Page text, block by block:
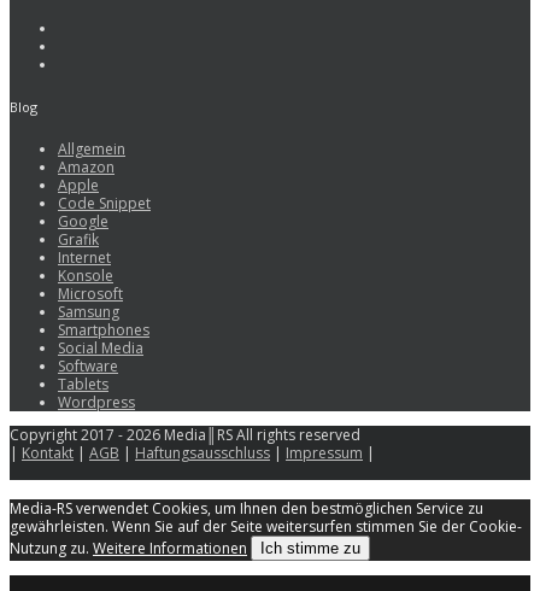
Blog
Allgemein
Amazon
Apple
Code Snippet
Google
Grafik
Internet
Konsole
Microsoft
Samsung
Smartphones
Social Media
Software
Tablets
Wordpress
Copyright 2017 - 2026 Media║RS All rights reserved
| Kontakt | AGB | Haftungsausschluss | Impressum |
Media-RS verwendet Cookies, um Ihnen den bestmöglichen Service zu
gewährleisten. Wenn Sie auf der Seite weitersurfen stimmen Sie der Cookie-
Nutzung zu. Weitere Informationen Ich stimme zu